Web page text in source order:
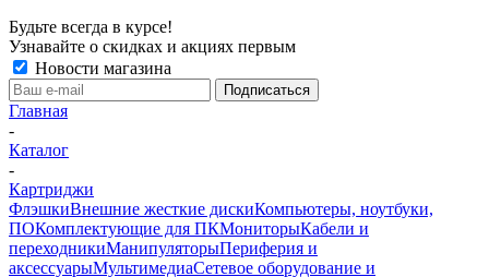
Будьте всегда в курсе!
Узнавайте о скидках и акциях первым
Новости магазина
Главная
-
Каталог
-
Картриджи
ФлэшкиВнешние жесткие дискиКомпьютеры, ноутбуки,
ПОКомплектующие для ПКМониторыКабели и
переходникиМанипуляторыПериферия и
аксессуарыМультимедиаСетевое оборудование и